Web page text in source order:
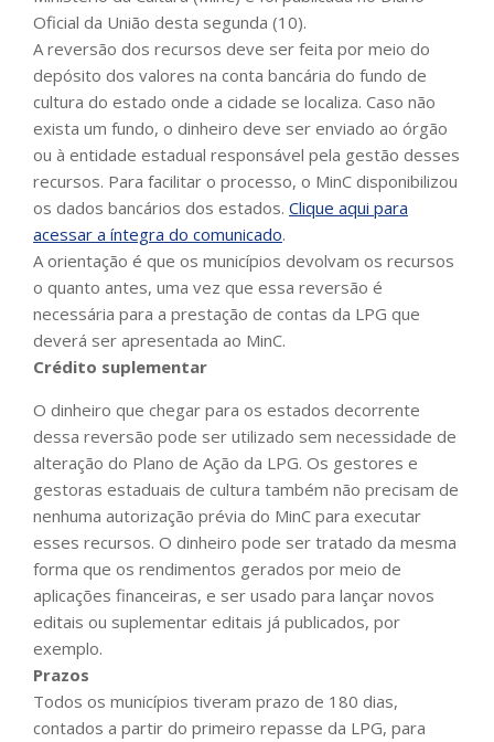
Oficial da União desta segunda (10).
A reversão dos recursos deve ser feita por meio do
depósito dos valores na conta bancária do fundo de
cultura do estado onde a cidade se localiza. Caso não
exista um fundo, o dinheiro deve ser enviado ao órgão
ou à entidade estadual responsável pela gestão desses
recursos. Para facilitar o processo, o MinC disponibilizou
os dados bancários dos estados. Clique aqui para
acessar a íntegra do comunicado.
A orientação é que os municípios devolvam os recursos
o quanto antes, uma vez que essa reversão é
necessária para a prestação de contas da LPG que
deverá ser apresentada ao MinC.
Crédito suplementar
O dinheiro que chegar para os estados decorrente
dessa reversão pode ser utilizado sem necessidade de
alteração do Plano de Ação da LPG. Os gestores e
gestoras estaduais de cultura também não precisam de
nenhuma autorização prévia do MinC para executar
esses recursos. O dinheiro pode ser tratado da mesma
forma que os rendimentos gerados por meio de
aplicações financeiras, e ser usado para lançar novos
editais ou suplementar editais já publicados, por
exemplo.
Prazos
Todos os municípios tiveram prazo de 180 dias,
contados a partir do primeiro repasse da LPG, para